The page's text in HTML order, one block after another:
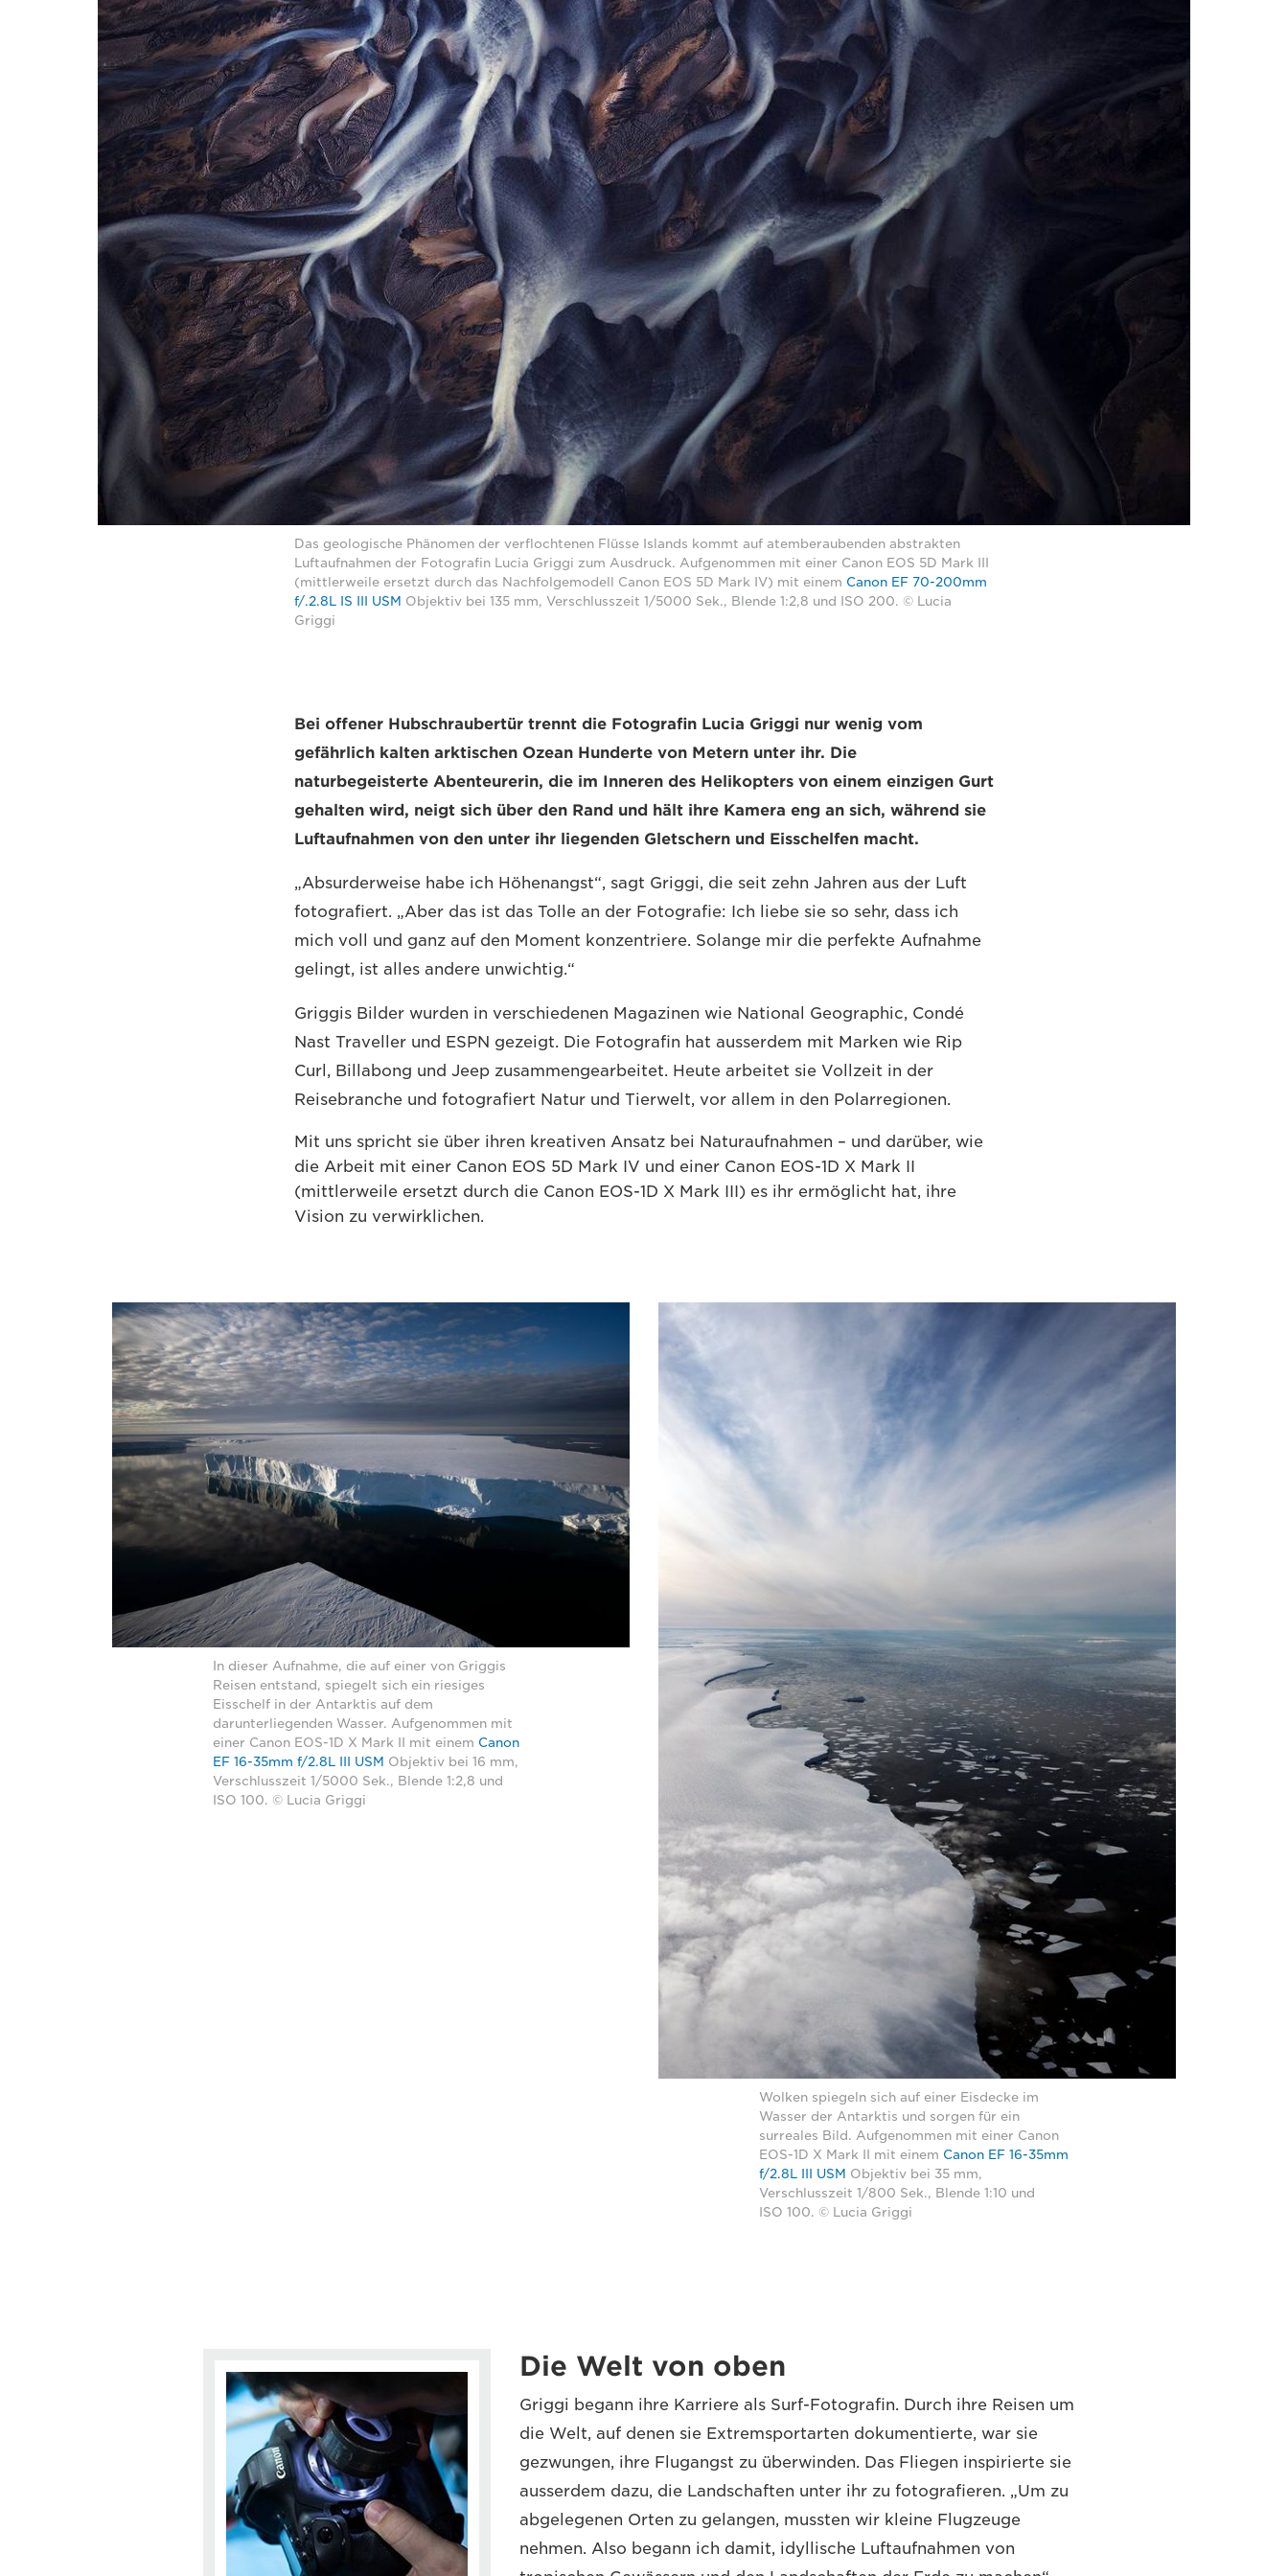
Das geologische Phänomen der verflochtenen Flüsse Islands kommt auf atemberaubenden abstrakten
Luftaufnahmen der Fotografin Lucia Griggi zum Ausdruck. Aufgenommen mit einer Canon EOS 5D Mark III
(mittlerweile ersetzt durch das Nachfolgemodell Canon EOS 5D Mark IV) mit einem Canon EF 70-200mm
f/.2.8L IS III USM Objektiv bei 135 mm, Verschlusszeit 1/5000 Sek., Blende 1:2,8 und ISO 200. © Lucia
Griggi
Bei offener Hubschraubertür trennt die Fotografin Lucia Griggi nur wenig vom
gefährlich kalten arktischen Ozean Hunderte von Metern unter ihr. Die
naturbegeisterte Abenteurerin, die im Inneren des Helikopters von einem einzigen Gurt
gehalten wird, neigt sich über den Rand und hält ihre Kamera eng an sich, während sie
Luftaufnahmen von den unter ihr liegenden Gletschern und Eisschelfen macht.
„Absurderweise habe ich Höhenangst“, sagt Griggi, die seit zehn Jahren aus der Luft
fotografiert. „Aber das ist das Tolle an der Fotografie: Ich liebe sie so sehr, dass ich
mich voll und ganz auf den Moment konzentriere. Solange mir die perfekte Aufnahme
gelingt, ist alles andere unwichtig.“
Griggis Bilder wurden in verschiedenen Magazinen wie National Geographic, Condé
Nast Traveller und ESPN gezeigt. Die Fotografin hat ausserdem mit Marken wie Rip
Curl, Billabong und Jeep zusammengearbeitet. Heute arbeitet sie Vollzeit in der
Reisebranche und fotografiert Natur und Tierwelt, vor allem in den Polarregionen.
Mit uns spricht sie über ihren kreativen Ansatz bei Naturaufnahmen – und darüber, wie
die Arbeit mit einer Canon EOS 5D Mark IV und einer Canon EOS-1D X Mark II
(mittlerweile ersetzt durch die Canon EOS-1D X Mark III) es ihr ermöglicht hat, ihre
Vision zu verwirklichen.
In dieser Aufnahme, die auf einer von Griggis
Reisen entstand, spiegelt sich ein riesiges
Eisschelf in der Antarktis auf dem
darunterliegenden Wasser. Aufgenommen mit
einer Canon EOS-1D X Mark II mit einem Canon
EF 16-35mm f/2.8L III USM Objektiv bei 16 mm,
Verschlusszeit 1/5000 Sek., Blende 1:2,8 und
ISO 100. © Lucia Griggi
Wolken spiegeln sich auf einer Eisdecke im
Wasser der Antarktis und sorgen für ein
surreales Bild. Aufgenommen mit einer Canon
EOS-1D X Mark II mit einem Canon EF 16-35mm
f/2.8L III USM Objektiv bei 35 mm,
Verschlusszeit 1/800 Sek., Blende 1:10 und
ISO 100. © Lucia Griggi
Die Welt von oben
Griggi begann ihre Karriere als Surf-Fotografin. Durch ihre Reisen um
die Welt, auf denen sie Extremsportarten dokumentierte, war sie
gezwungen, ihre Flugangst zu überwinden. Das Fliegen inspirierte sie
ausserdem dazu, die Landschaften unter ihr zu fotografieren. „Um zu
abgelegenen Orten zu gelangen, mussten wir kleine Flugzeuge
nehmen. Also begann ich damit, idyllische Luftaufnahmen von